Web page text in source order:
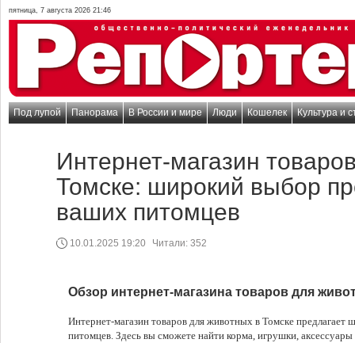
пятница, 7 августа 2026 21:46
Под лупой Панорама В России и мире Люди Кошелек Культура и
Интернет-магазин
Томске: широкий выбор
ваших питомцев
10.01.2025 19:20 Читали: 352
Обзор интернет-магазина товаров для
Интернет-магазин товаров для животных в Томске
питомцев. Здесь вы сможете найти корма, игрушки,